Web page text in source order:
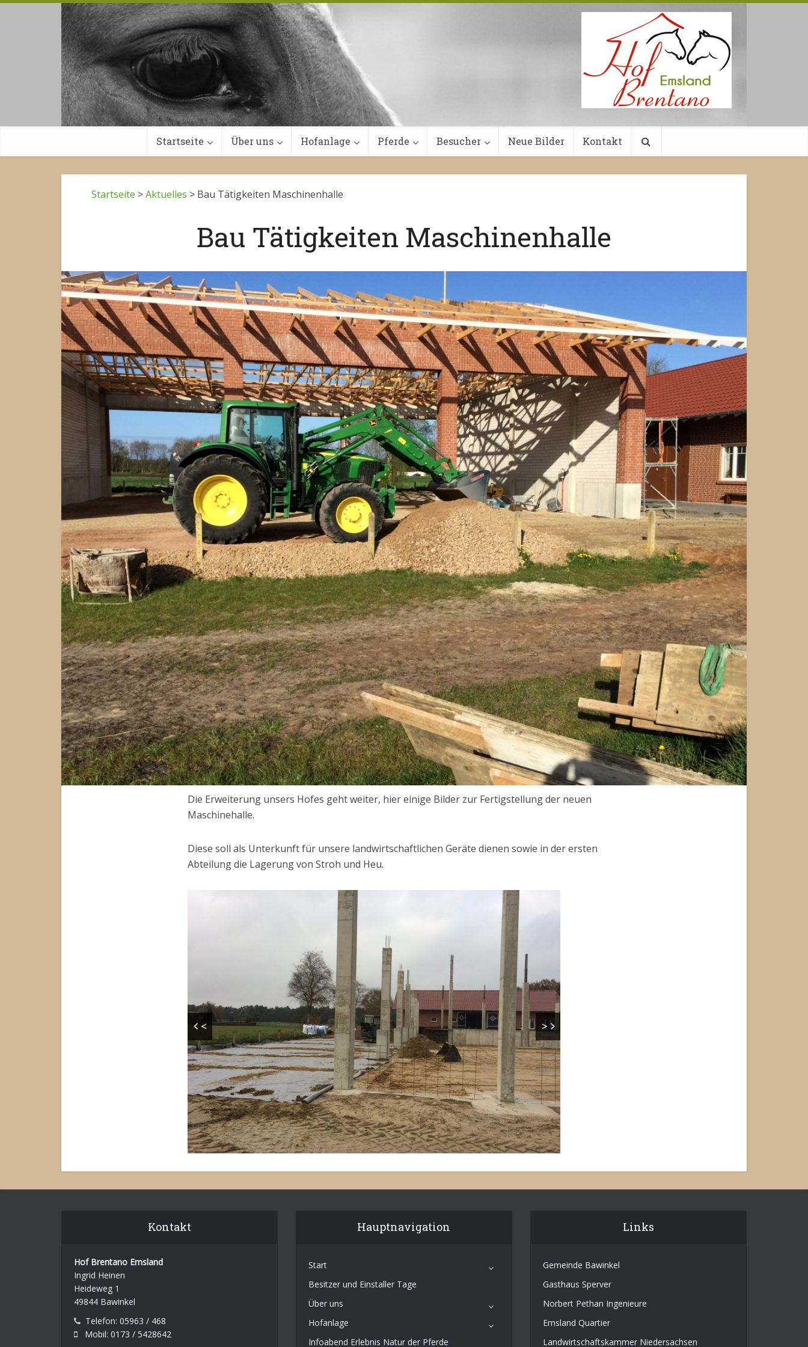
Startseite Über uns Hofanlage Pferde Besucher Neue Bilder Kontakt
Startseite >Aktuelles > Bau Tätigkeiten Maschinenhalle
Bau Tätigkeiten Maschinenhalle
Die Erweiterung unsers Hofes geht weiter, hier einige Bilder zur Fertigstellung der neuen
Maschinehalle.
Diese soll als Unterkunft für unsere landwirtschaftlichen Geräte dienen sowie in der ersten
Abteilung die Lagerung von Stroh und Heu.
< >
Kontakt
Hof Brentano Emsland
Ingrid Heinen
Heideweg 1
49844 Bawinkel
Telefon: 05963 / 468
Mobil: 0173 / 5428642
Hauptnavigation
Start
Besitzer und Einstaller Tage
Über uns
Hofanlage
Infoabend Erlebnis Natur der Pferde
Links
Gemeinde Bawinkel
Gasthaus Sperver
Norbert Pethan Ingenieure
Emsland Quartier
Landwirtschaftskammer Niedersachsen